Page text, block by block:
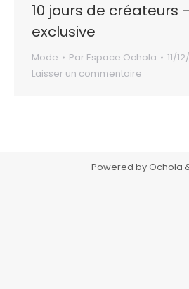
10 jours de créateurs
exclusive
Mode Par Espace Ochola
11/
Laisser un commentaire
Powered by Ochola